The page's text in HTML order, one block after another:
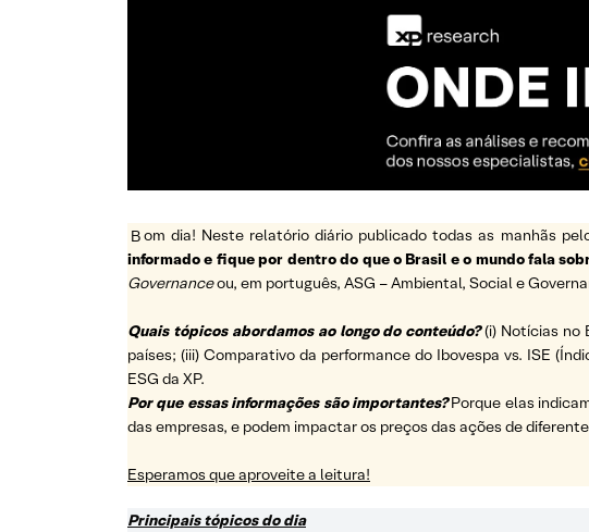
Bom dia! Neste relatório diário publicado todas as manhãs
informado e fique por dentro do que o Brasil e o mundo fala
Governanceou, em português, ASG – Ambiental, Social e
Quais tópicos abordamos ao longo do conteúdo? (i) Notícias no
países; (iii) Comparativo da performance do Ibovespa vs. ISE
ESG da XP.
Por que essas informações são importantes?Porque elas
das empresas, e podem impactar os preços das ações de
Esperamos que aproveite a leitura!
Principais tópicos do dia